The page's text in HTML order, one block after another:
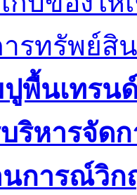
รทรัพย์สิน
พื้นเทรน
ริหารจัด
การณ์วิก